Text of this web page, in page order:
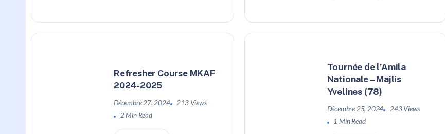
Refresher Course MKAF
2024-2025
Décembre 27, 2024
213 Views
2 Min Read
Tournée de l’Amila
Nationale – Majlis
Yvelines (78)
Décembre 25, 2024
243 Views
1 Min Read